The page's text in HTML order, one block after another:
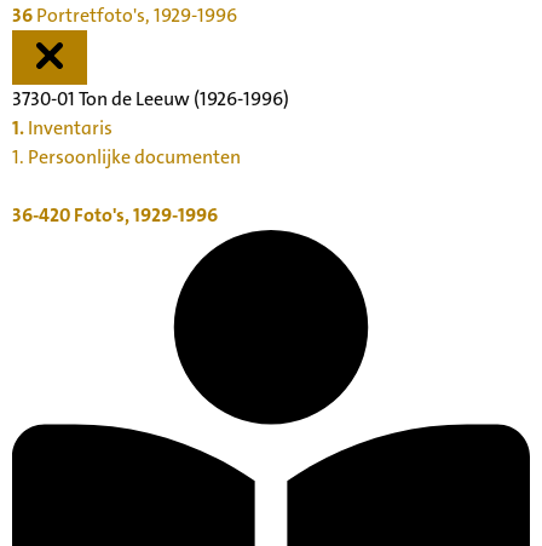
36Portretfoto's, 1929-1996
3730-01 Ton de Leeuw (1926-1996)
1.Inventaris
1. Persoonlijke documenten
36-420Foto's, 1929-1996